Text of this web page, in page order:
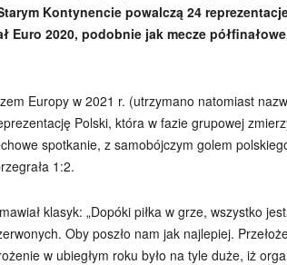
Kontynencie powalczą 24
2020, podobnie jak mecze
Europy w 2021 r. (utrzymano natomiast
Polski, która w fazie grupowej
spotkanie, z samobójczym golem
1:2.
klasyk: „Dopóki piłka w grze, wszystko
Oby poszło nam jak najlepiej.
w ubiegłym roku było na tyle duże, iż